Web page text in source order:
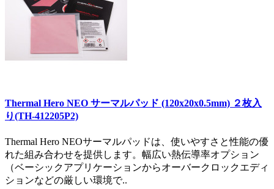
Thermal Hero NEO サーマルパッド (120x20x0.5mm) ２枚入
り(TH-412205P2)
Thermal Hero NEOサーマルパッドは、使いやすさと性能の優
れた組み合わせを提供します。幅広い熱伝導率オプション
（ベーシックアプリケーションからオーバークロックエディ
ションなどの厳しい環境で..